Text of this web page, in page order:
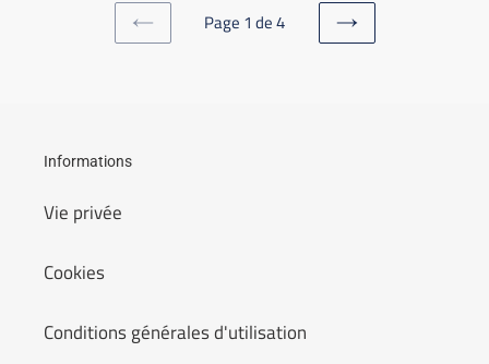
PAGE
Page 1 de 4
PAGE
Informations
Vie privée
Cookies
Conditions générales d'utilisation